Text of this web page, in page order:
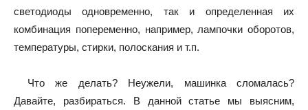
светодиоды одновременно, так и определенная их
комбинация попеременно, например, лампочки оборотов,
температуры, стирки, полоскания и т.п.
Что же делать? Неужели, машинка сломалась?
Давайте, разбираться. В данной статье мы выясним,